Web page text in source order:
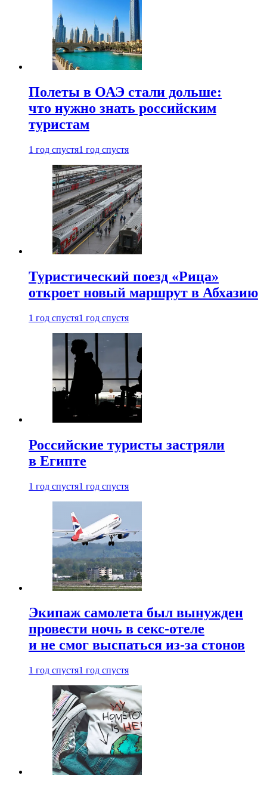
Полеты в ОАЭ стали дольше:
что нужно знать российским
туристам
1 год спустя1 год спустя
Туристический поезд «Рица»
откроет новый маршрут в Абхазию
1 год спустя1 год спустя
Российские туристы застряли
в Египте
1 год спустя1 год спустя
Экипаж самолета был вынужден
провести ночь в секс-отеле
и не смог выспаться из-за стонов
1 год спустя1 год спустя